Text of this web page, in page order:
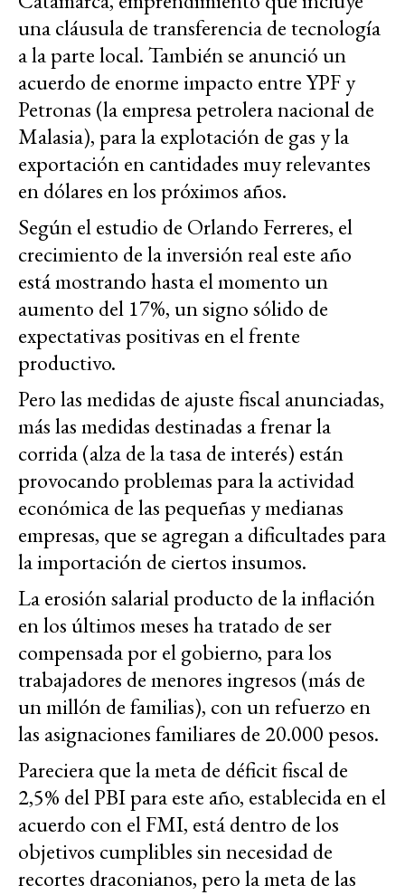
una cláusula de transferencia de tecnología
a la parte local. También se anunció un
acuerdo de enorme impacto entre YPF y
Petronas (la empresa petrolera nacional de
Malasia), para la explotación de gas y la
exportación en cantidades muy relevantes
en dólares en los próximos años.
Según el estudio de Orlando Ferreres, el
crecimiento de la inversión real este año
está mostrando hasta el momento un
aumento del 17%, un signo sólido de
expectativas positivas en el frente
productivo.
Pero las medidas de ajuste fiscal anunciadas,
más las medidas destinadas a frenar la
corrida (alza de la tasa de interés) están
provocando problemas para la actividad
económica de las pequeñas y medianas
empresas, que se agregan a dificultades para
la importación de ciertos insumos.
La erosión salarial producto de la inflación
en los últimos meses ha tratado de ser
compensada por el gobierno, para los
trabajadores de menores ingresos (más de
un millón de familias), con un refuerzo en
las asignaciones familiares de 20.000 pesos.
Pareciera que la meta de déficit fiscal de
2,5% del PBI para este año, establecida en el
acuerdo con el FMI, está dentro de los
objetivos cumplibles sin necesidad de
recortes draconianos, pero la meta de las